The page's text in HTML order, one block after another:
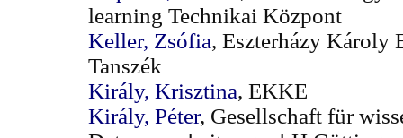
learning Technikai Központ
Keller, Zsófia, Eszterházy Károly
Tanszék
Király, Krisztina, EKKE
Király, Péter, Gesellschaft für